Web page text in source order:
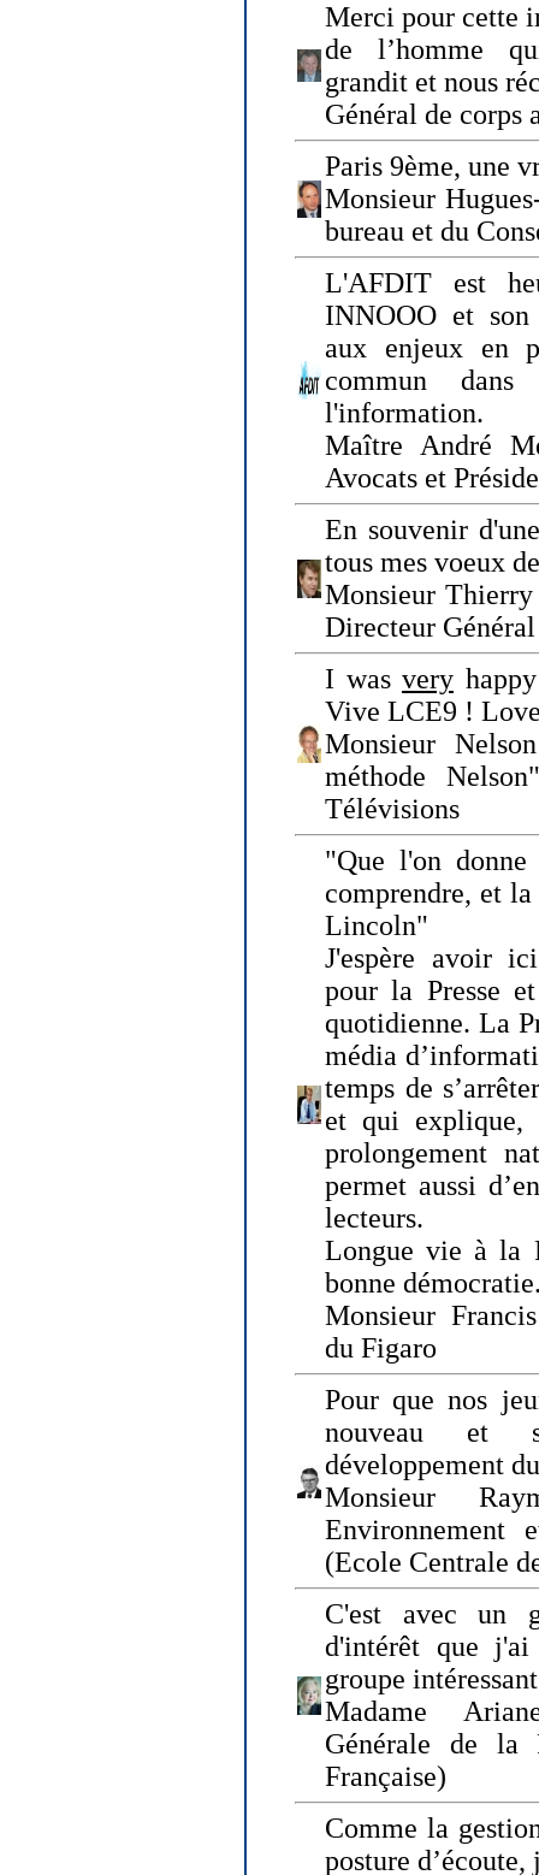
Merci pour cette
de l’homme
grandit et nous
Général de corps
Paris 9ème, une
Monsieur
bureau et du
L'AFDIT est
INNOOO et
aux enjeux en
commun
l'information.
Maître André
Avocats et
En souvenir
tous mes voeux
Monsieur
Directeur
I was very
Vive LCE9 !
Monsieur
méthode
Télévisions
"Que l'on
comprendre, et
Lincoln"
J'espère avoir
pour la Presse
quotidienne. La
média
temps de
et qui explique,
prolongement
permet aussi
lecteurs.
Longue vie à la
bonne
Monsieur
du Figaro
Pour que nos
nouveau et
développement
Monsieur
Environnement
(Ecole Centrale
C'est avec un
d'intérêt que
groupe
Madame
Générale de la
Française)
Comme la
posture